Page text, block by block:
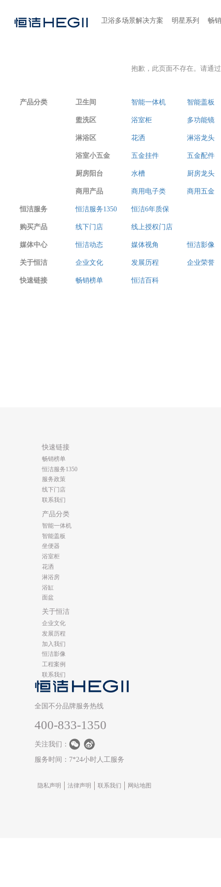
卫浴多场景解决方案 明星系列 畅
抱歉，此页面不存在。请通
产品分类 卫生间 智能一体机 智能盖板
盥洗区 浴室柜 多功能镜
淋浴区 花洒 淋浴龙头
浴室小五金 五金挂件 五金配件
厨房阳台 水槽 厨房龙头
商用产品 商用电子类 商用五金
恒洁服务 恒洁服务1350 恒洁6年质保
购买产品 线下门店 线上授权门店
媒体中心 恒洁动态 媒体视角 恒洁影像
关于恒洁 企业文化 发展历程 企业荣誉
快速链接 畅销榜单 恒洁百科
快速链接
畅销榜单
恒洁服务1350
服务政策
线下门店
联系我们
产品分类
智能一体机
智能盖板
坐便器
浴室柜
花洒
淋浴房
浴缸
面盆
关于恒洁
企业文化
发展历程
加入我们
恒洁影像
工程案例
联系我们
全国不分品牌服务热线
400-833-1350
关注我们：
服务时间：7*24小时人工服务
隐私声明 法律声明 联系我们 网站地图